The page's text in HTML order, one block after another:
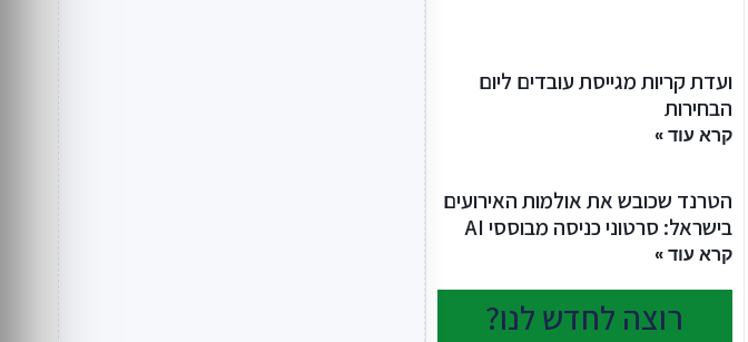
ועדת קריות מגייסת עובדים ליום
הבחירות
קרא עוד »
הטרנד שכובש את אולמות האירועים
בישראל: סרטוני כניסה מבוססי AI
קרא עוד »
רוצה לחדש לנו?